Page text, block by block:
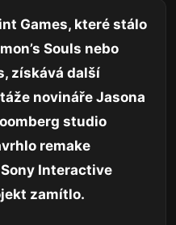
Games, které stálo
Souls nebo
získává další
novináře Jasona
studio
remake
Interactive
zamítlo.